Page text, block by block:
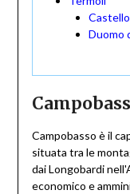
Duomo
Campobasso è il
situata tra le
dai Longobardi
economico e